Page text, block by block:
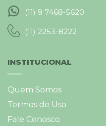
(11) 9 7468-5620
(11) 2253-8222
INSTITUCIONAL
Quem Somos
Termos de Uso
Fale Conosco